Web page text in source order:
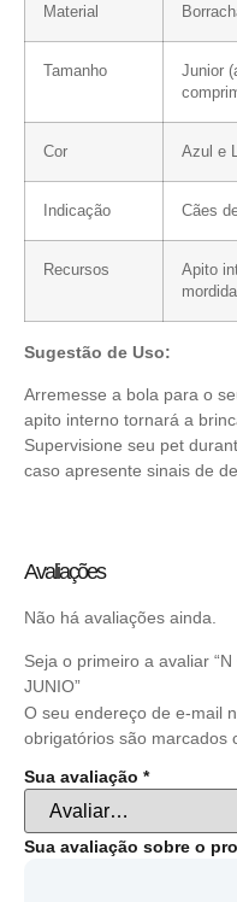
Material
Tamanho
Junior
Cor Azul e
Indicação Cães
Recursos
Apito
Sugestão de Uso:
Arremesse a bola para o
apito interno tornará a
Supervisione seu pet
caso apresente sinais de
Avaliações
Não há avaliações ainda.
Seja o primeiro a avaliar
JUNIO”
O seu endereço de e-mail
obrigatórios são marcados
Sua avaliação *
Sua avaliação sobre o